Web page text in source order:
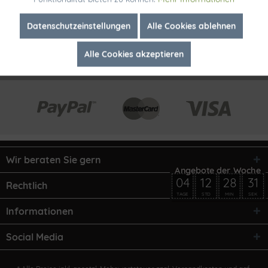
Wir beraten Sie gern
Rechtlich
Informationen
Social Media
Marketing Inaktiv
Datenschutzeinstellungen Alle Cookies ablehnen
Alle Cookies akzeptieren
04
TAGE
12
STD
28
MIN
31
SEK